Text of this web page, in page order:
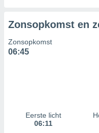
Zonsopkomst en
Zonsopkomst
06:45
Eerste licht
06:11